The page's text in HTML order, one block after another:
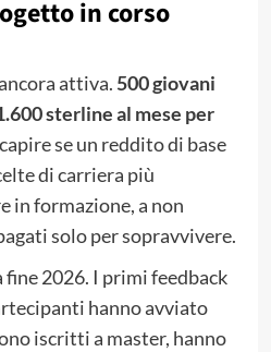
in corso
attiva. 500 giovani
sterline al mese per
se un reddito di base
di carriera più
in formazione, a non
solo per sopravvivere.
2026. I primi feedback
hanno avviato
iscritti a master, hanno